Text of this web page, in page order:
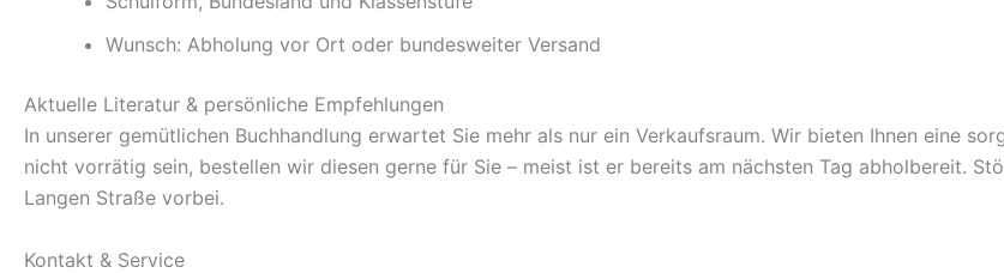
Wunsch: Abholung vor Ort oder bundesweiter Versand
Aktuelle Literatur & persönliche Empfehlungen
In unserer gemütlichen Buchhandlung erwartet Sie mehr als nur ein Verkaufsraum. Wir bieten Ihnen eine
nicht vorrätig sein, bestellen wir diesen gerne für Sie – meist ist er bereits am nächsten Tag abholbereit.
Langen Straße vorbei.
Kontakt & Service